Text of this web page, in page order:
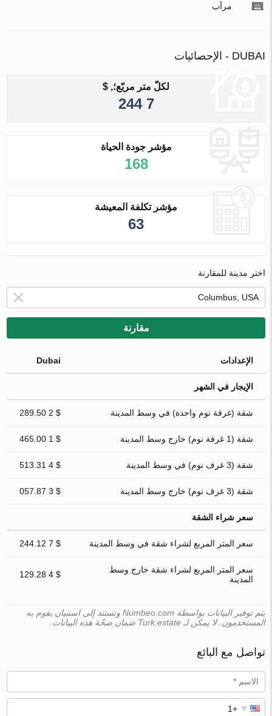
مرآب
DUBAI - الإحصائيات
لكلّ متر مربّع؛, $
7 244
مؤشر جودة الحياة
168
مؤشر تكلفة المعيشة
63
اختر مدينة للمقارنة
مقارنة
الإعدادات Dubai
الإيجار في الشهر
شقة (غرفة نوم واحدة) في وسط المدينة $ 2 289.50
شقة (1 غرفة نوم) خارج وسط المدينة $ 1 465.00
شقة (3 غرف نوم) في وسط المدينة $ 4 513.31
شقة (3 غرف نوم) خارج وسط المدينة $ 3 057.87
سعر شراء الشقة
سعر المتر المربع لشراء شقة في وسط المدينة $ 7 244.12
سعر المتر المربع لشراء شقة خارج وسط
المدينة
$ 4 129.28
يتم توفير البيانات بواسطة Numbeo.com وتستند إلى استبيان يقوم به
المستخدمون. لا يمكن لـ Turk.estate ضمان صحّة هذه البيانات.
تواصل مع البائع